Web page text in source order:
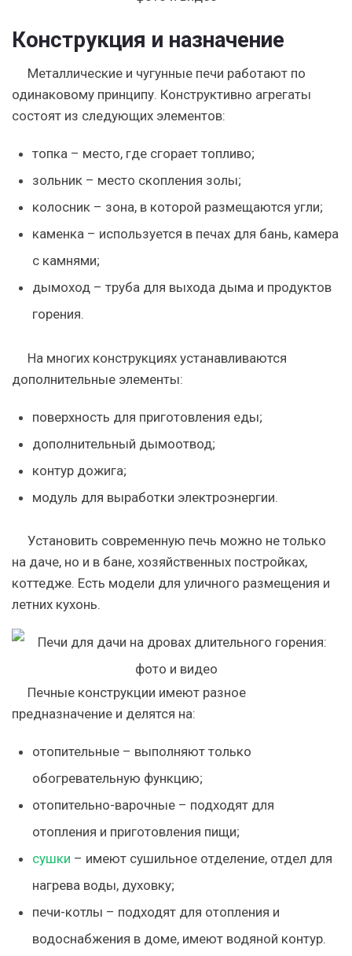
Конструкция и назначение
Металлические и чугунные печи работают по
одинаковому принципу. Конструктивно агрегаты
состоят из следующих элементов:
топка – место, где сгорает топливо;
зольник – место скопления золы;
колосник – зона, в которой размещаются угли;
каменка – используется в печах для бань, камера
с камнями;
дымоход – труба для выхода дыма и продуктов
горения.
На многих конструкциях устанавливаются
дополнительные элементы:
поверхность для приготовления еды;
дополнительный дымоотвод;
контур дожига;
модуль для выработки электроэнергии.
Установить современную печь можно не только
на даче, но и в бане, хозяйственных постройках,
коттедже. Есть модели для уличного размещения и
летних кухонь.
Печные конструкции имеют разное
предназначение и делятся на:
отопительные – выполняют только
обогревательную функцию;
отопительно-варочные – подходят для
отопления и приготовления пищи;
сушки – имеют сушильное отделение, отдел для
нагрева воды, духовку;
печи-котлы – подходят для отопления и
водоснабжения в доме, имеют водяной контур.